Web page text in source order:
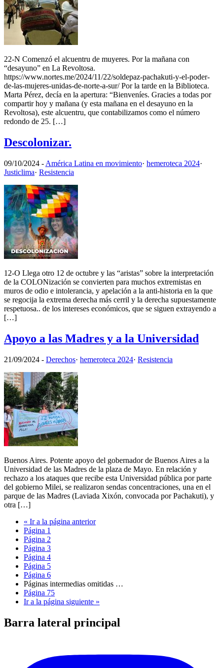
22-N Comenzó el alcuentru de muyeres. Por la mañana con
“desayuno” en La Revoltosa.
https://www.nortes.me/2024/11/22/soldepaz-pachakuti-y-el-poder-
de-las-mujeres-unidas-de-norte-a-sur/ Por la tarde en la Biblioteca.
Marta Pérez, decía en la apertura: “Bienveníes. Gracies a todas por
compartir hoy y mañana (y esta mañana en el desayuno en la
Revoltosa), este alcuentru, que contabilizamos como el número
redondo de 25. […]
Descolonizar.
09/10/2024 - América Latina en movimiento· hemeroteca 2024·
Justiclima· Resistencia
12-O Llega otro 12 de octubre y las “aristas” sobre la interpretación
de la COLONización se convierten para muchos extremistas en
muros de odio e intolerancia, y apelación a la anti-historia en la que
se regocija la extrema derecha más cerril y la derecha supuestamente
respetuosa.. de los intereses económicos, que se siguen extrayendo a
[…]
Apoyo a las Madres y a la Universidad
21/09/2024 - Derechos· hemeroteca 2024· Resistencia
Buenos Aires. Potente apoyo del gobernador de Buenos Aires a la
Universidad de las Madres de la plaza de Mayo. En relación y
rechazo a los ataques que recibe esta Universidad pública por parte
del gobierno Milei, se realizaron sendas concentraciones, una en el
parque de las Madres (Laviada Xixón, convocada por Pachakuti), y
otra […]
« Ir a la página anterior
Página 1
Página 2
Página 3
Página 4
Página 5
Página 6
Páginas intermedias omitidas …
Página 75
Ir a la página siguiente »
Barra lateral principal